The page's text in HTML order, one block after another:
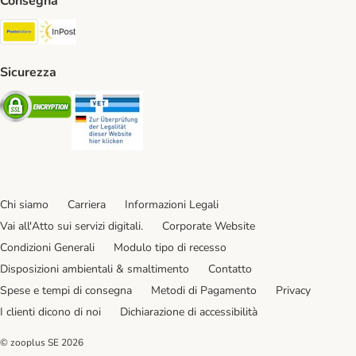
Poste Italiane. Shipping Method
Sicurezza
Security
Chi siamo Carriera
Informazioni Legali
Vai all'Atto sui servizi digitali.
Corporate Website
Condizioni Generali
Modulo tipo di recesso
Disposizioni ambientali & smaltimento
Contatto
Spese e tempi di consegna
Metodi di Pagamento
Privacy
I clienti dicono di noi
Dichiarazione di accessibilità
© zooplus SE 2026